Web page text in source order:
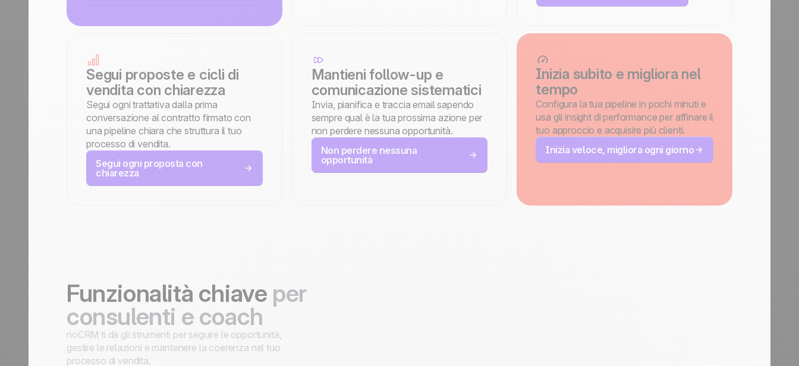
Segui proposte e cicli di
vendita con chiarezza
Segui ogni trattativa dalla prima
conversazione al contratto firmato con
una pipeline chiara che struttura il tuo
processo di vendita.
Segui ogni proposta con
chiarezza
Mantieni follow-up e
comunicazione sistematici
Invia, pianifica e traccia email sapendo
sempre qual è la tua prossima azione per
non perdere nessuna opportunità.
Non perdere nessuna
opportunità
Inizia subito e migliora nel
tempo
Configura la tua pipeline in pochi minuti e
usa gli insight di performance per affinare il
tuo approccio e acquisire più clienti.
Inizia veloce, migliora ogni giorno
Funzionalità chiave per
consulenti e coach
noCRM ti dà gli strumenti per seguire le opportunità,
gestire le relazioni e mantenere la coerenza nel tuo
processo di vendita.